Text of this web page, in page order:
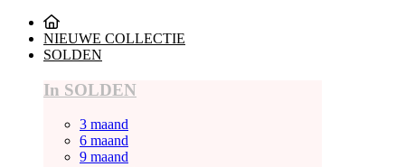
NIEUWE COLLECTIE
SOLDEN
In SOLDEN
3 maand
6 maand
9 maand